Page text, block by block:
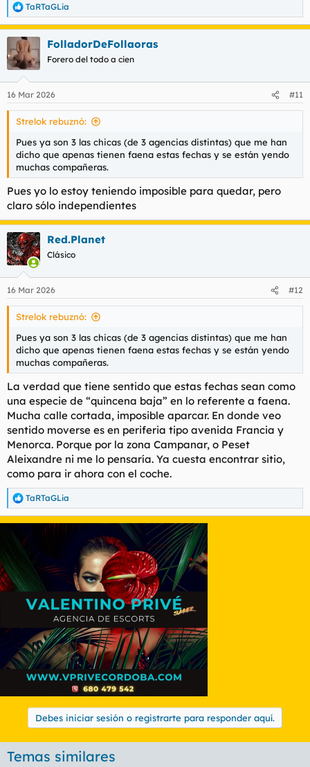
R
e
a
c
i
e
s
TaRTaGLia
FolladorDeFollaoras
Forero del todo a cien
16 Mar 2026 #11
Strelok rebuznó:
Pues ya son 3 las chicas (de 3 agencias distintas) que me han
dicho que apenas tienen faena estas fechas y se están yendo
muchas compañeras.
Pues yo lo estoy teniendo imposible para quedar, pero
claro sólo independientes
Red.Planet
Clásico
16 Mar 2026 #12
Strelok rebuznó:
Pues ya son 3 las chicas (de 3 agencias distintas) que me han
dicho que apenas tienen faena estas fechas y se están yendo
muchas compañeras.
La verdad que tiene sentido que estas fechas sean como
una especie de “quincena baja” en lo referente a faena.
Mucha calle cortada, imposible aparcar. En donde veo
sentido moverse es en periferia tipo avenida Francia y
Menorca. Porque por la zona Campanar, o Peset
Aleixandre ni me lo pensaría. Ya cuesta encontrar sitio,
como para ir ahora con el coche.
R
e
a
o
n
e
TaRTaGLia
Debes iniciar sesión o registrarte para responder aquí.
Temas similares